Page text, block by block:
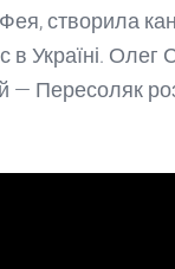
створила
в Україні. Олег
— Пересоляк